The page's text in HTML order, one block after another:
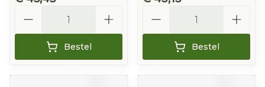
Bestel Bestel